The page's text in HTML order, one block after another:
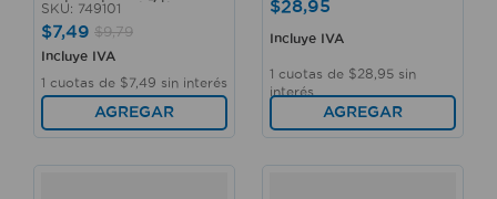
malos olores; 7 kg -
PERFECT CATS
SKU: 749101
$7,49 $9,79
Incluye IVA
1 cuotas de $7,49 sin interés
AGREGAR
$28,95
Incluye IVA
1 cuotas de $28 95 sin
interés
AGREGAR